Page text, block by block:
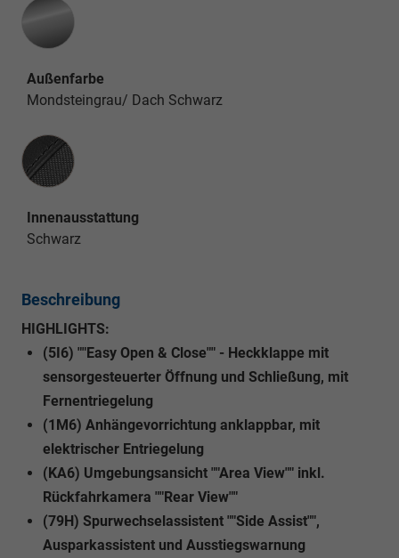
Außenfarbe
Mondsteingrau/ Dach Schwarz
Innenausstattung
Innenausstattung
Schwarz
Beschreibung
HIGHLIGHTS:
(5I6) ""Easy Open & Close"" - Heckklappe mit
sensorgesteuerter Öffnung und Schließung, mit
Fernentriegelung
(1M6) Anhängevorrichtung anklappbar, mit
elektrischer Entriegelung
(KA6) Umgebungsansicht ""Area View"" inkl.
Rückfahrkamera ""Rear View""
(79H) Spurwechselassistent ""Side Assist"",
Ausparkassistent und Ausstiegswarnung